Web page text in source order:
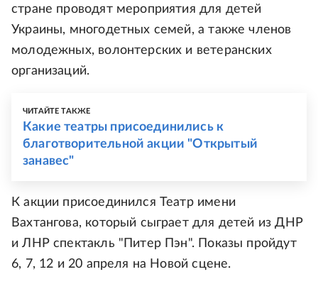
стране проводят мероприятия для детей
Украины, многодетных семей, а также членов
молодежных, волонтерских и ветеранских
организаций.
ЧИТАЙТЕ ТАКЖЕ
Какие театры присоединились к
благотворительной акции "Открытый
занавес"
К акции присоединился Театр имени
Вахтангова, который сыграет для детей из ДНР
и ЛНР спектакль "Питер Пэн". Показы пройдут
6, 7, 12 и 20 апреля на Новой сцене.